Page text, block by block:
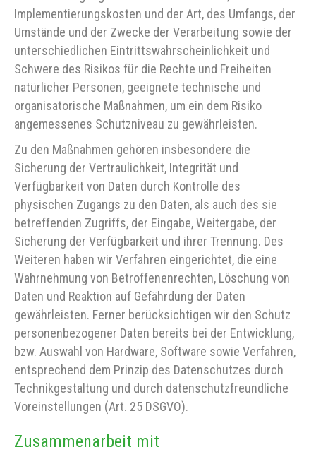
Implementierungskosten und der Art, des Umfangs, der
Umstände und der Zwecke der Verarbeitung sowie der
unterschiedlichen Eintrittswahrscheinlichkeit und
Schwere des Risikos für die Rechte und Freiheiten
natürlicher Personen, geeignete technische und
organisatorische Maßnahmen, um ein dem Risiko
angemessenes Schutzniveau zu gewährleisten.
Zu den Maßnahmen gehören insbesondere die
Sicherung der Vertraulichkeit, Integrität und
Verfügbarkeit von Daten durch Kontrolle des
physischen Zugangs zu den Daten, als auch des sie
betreffenden Zugriffs, der Eingabe, Weitergabe, der
Sicherung der Verfügbarkeit und ihrer Trennung. Des
Weiteren haben wir Verfahren eingerichtet, die eine
Wahrnehmung von Betroffenenrechten, Löschung von
Daten und Reaktion auf Gefährdung der Daten
gewährleisten. Ferner berücksichtigen wir den Schutz
personenbezogener Daten bereits bei der Entwicklung,
bzw. Auswahl von Hardware, Software sowie Verfahren,
entsprechend dem Prinzip des Datenschutzes durch
Technikgestaltung und durch datenschutzfreundliche
Voreinstellungen (Art. 25 DSGVO).
Zusammenarbeit mit